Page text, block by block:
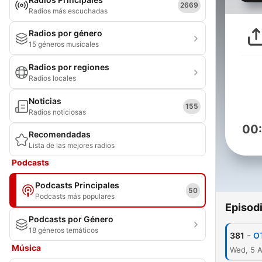
Radios más escuchadas
2669
Radios por género
15 géneros musicales
Radios por regiones
Radios locales
Noticias
Radios noticiosas
155
Recomendadas
Lista de las mejores radios
Podcasts
Podcasts Principales
Podcasts más populares
50
Podcasts por Género
18 géneros temáticos
Música
381 -
Wed, 5